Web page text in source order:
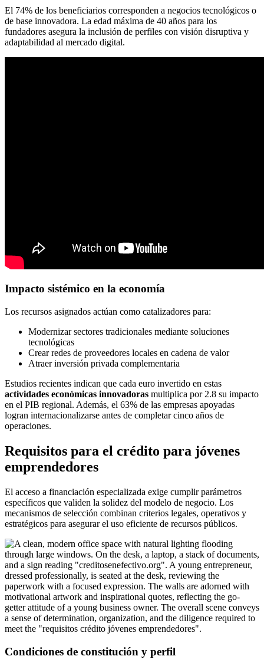
El 74% de los beneficiarios corresponden a negocios tecnológicos o
de base innovadora. La edad máxima de 40 años para los
fundadores asegura la inclusión de perfiles con visión disruptiva y
adaptabilidad al mercado digital.
Impacto sistémico en la economía
Los recursos asignados actúan como catalizadores para:
Modernizar sectores tradicionales mediante soluciones
tecnológicas
Crear redes de proveedores locales en cadena de valor
Atraer inversión privada complementaria
Estudios recientes indican que cada euro invertido en estas
actividades económicas innovadoras multiplica por 2.8 su impacto
en el PIB regional. Además, el 63% de las empresas apoyadas
logran internacionalizarse antes de completar cinco años de
operaciones.
Requisitos para el crédito para jóvenes
emprendedores
El acceso a financiación especializada exige cumplir parámetros
específicos que validen la solidez del modelo de negocio. Los
mecanismos de selección combinan criterios legales, operativos y
estratégicos para asegurar el uso eficiente de recursos públicos.
Condiciones de constitución y perfil